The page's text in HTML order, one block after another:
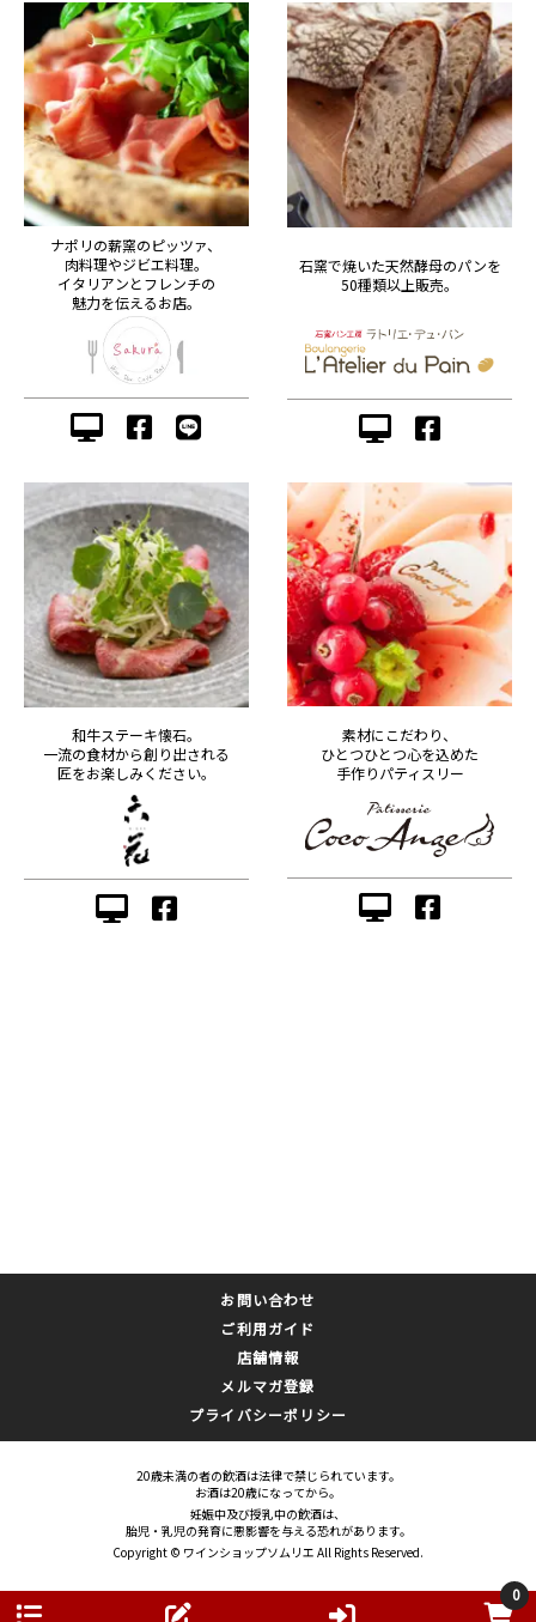
0
ナポリの薪窯のピッツァ、
肉料理やジビエ料理。
イタリアンとフレンチの
魅力を伝えるお店。
石窯で焼いた天然酵母のパンを
50種類以上販売。
和牛ステーキ懐石。
一流の食材から創り出される
匠をお楽しみください。
素材にこだわり、
ひとつひとつ心を込めた
手作りパティスリー
お問い合わせ
ご利用ガイド
店舗情報
メルマガ登録
プライバシーポリシー
20歳未満の者の飲酒は法律で禁じられています。
お酒は20歳になってから。
妊娠中及び授乳中の飲酒は、
胎児・乳児の発育に悪影響を与える恐れがあります。
Copyright © ワインショップソムリエ All Rights Reserved.